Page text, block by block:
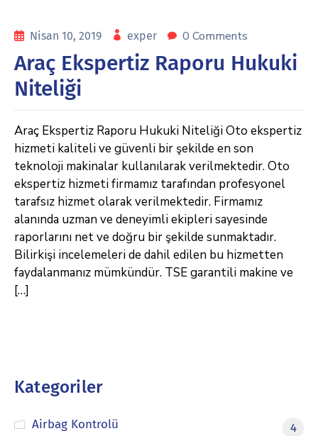
Nisan 10, 2019 exper 0 Comments
Araç Ekspertiz Raporu Hukuki
Niteliği
Araç Ekspertiz Raporu Hukuki Niteliği Oto ekspertiz
hizmeti kaliteli ve güvenli bir şekilde en son
teknoloji makinalar kullanılarak verilmektedir. Oto
ekspertiz hizmeti firmamız tarafından profesyonel
tarafsız hizmet olarak verilmektedir. Firmamız
alanında uzman ve deneyimli ekipleri sayesinde
raporlarını net ve doğru bir şekilde sunmaktadır.
Bilirkişi incelemeleri de dahil edilen bu hizmetten
faydalanmanız mümkündür. TSE garantili makine ve
[…]
Kategoriler
Airbag Kontrolü
4